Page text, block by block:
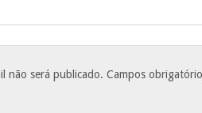
não será publicado. Campos